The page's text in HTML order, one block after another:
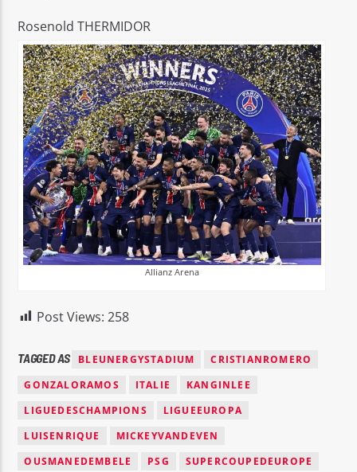
Rosenold THERMIDOR
Allianz Arena
Post Views: 258
TAGGED AS BLEUNERGYSTADIUM
CRISTIANROMERO
GONZALORAMOS
ITALIE
KANGINLEE
LIGUEDESCHAMPIONS
LIGUEEUROPA
LUISENRIQUE
MICKEYVANDEVEN
OUSMANEDEMBELE
PSG
SUPERCOUPEDEUROPE